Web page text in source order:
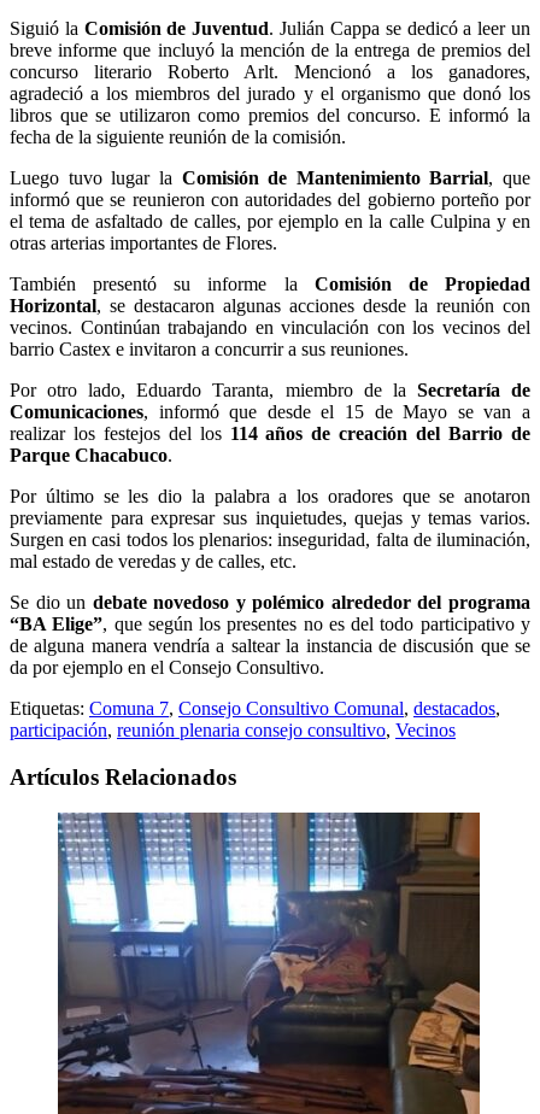
Siguió la Comisión de Juventud. Julián Cappa se dedicó a leer un
breve informe que incluyó la mención de la entrega de premios del
concurso literario Roberto Arlt. Mencionó a los ganadores,
agradeció a los miembros del jurado y el organismo que donó los
libros que se utilizaron como premios del concurso. E informó la
fecha de la siguiente reunión de la comisión.
Luego tuvo lugar la Comisión de Mantenimiento Barrial, que
informó que se reunieron con autoridades del gobierno porteño por
el tema de asfaltado de calles, por ejemplo en la calle Culpina y en
otras arterias importantes de Flores.
También presentó su informe la Comisión de Propiedad
Horizontal, se destacaron algunas acciones desde la reunión con
vecinos. Continúan trabajando en vinculación con los vecinos del
barrio Castex e invitaron a concurrir a sus reuniones.
Por otro lado, Eduardo Taranta, miembro de la Secretaría de
Comunicaciones, informó que desde el 15 de Mayo se van a
realizar los festejos del los 114 años de creación del Barrio de
Parque Chacabuco.
Por último se les dio la palabra a los oradores que se anotaron
previamente para expresar sus inquietudes, quejas y temas varios.
Surgen en casi todos los plenarios: inseguridad, falta de iluminación,
mal estado de veredas y de calles, etc.
Se dio un debate novedoso y polémico alrededor del programa
“BA Elige”, que según los presentes no es del todo participativo y
de alguna manera vendría a saltear la instancia de discusión que se
da por ejemplo en el Consejo Consultivo.
Etiquetas: Comuna 7, Consejo Consultivo Comunal, destacados,
participación, reunión plenaria consejo consultivo, Vecinos
Artículos Relacionados